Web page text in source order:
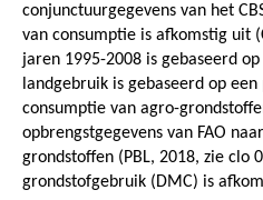
conjunctuurgegevens van het
van consumptie is afkomstig uit
jaren 1995-2008 is gebaseerd
landgebruik is gebaseerd op
consumptie van agro-
opbrengstgegevens van FAO
grondstoffen (PBL, 2018, zie clo
grondstofgebruik (DMC) is